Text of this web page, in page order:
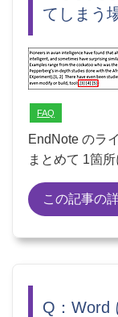
てしまう
FAQ
EndNote のラ
まとめて 1箇
この記事の
Q：Word